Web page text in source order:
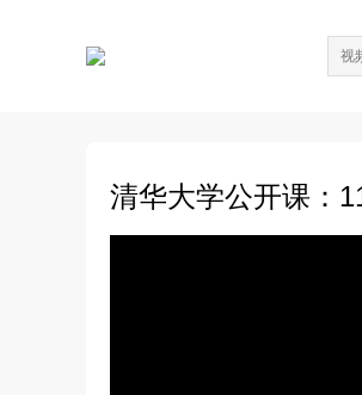
清华大学公开课：